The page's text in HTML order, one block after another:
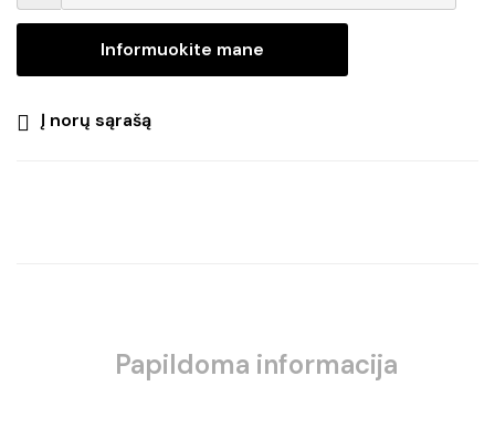
Informuokite mane
Į norų sąrašą
Papildoma informacija